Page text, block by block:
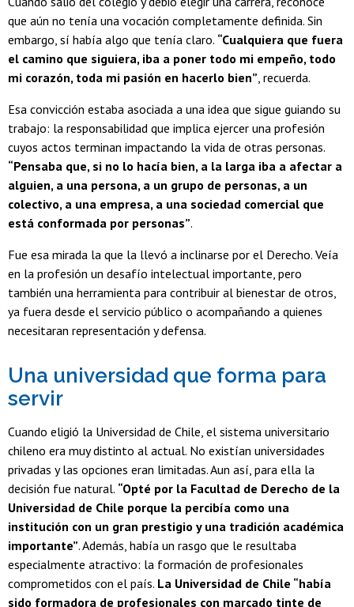
que aún no tenía una vocación completamente definida. Sin
embargo, sí había algo que tenía claro. “Cualquiera que fuera
el camino que siguiera, iba a poner todo mi empeño, todo
mi corazón, toda mi pasión en hacerlo bien”, recuerda.
Esa convicción estaba asociada a una idea que sigue guiando su
trabajo: la responsabilidad que implica ejercer una profesión
cuyos actos terminan impactando la vida de otras personas.
“Pensaba que, si no lo hacía bien, a la larga iba a afectar a
alguien, a una persona, a un grupo de personas, a un
colectivo, a una empresa, a una sociedad comercial que
está conformada por personas”.
Fue esa mirada la que la llevó a inclinarse por el Derecho. Veía
en la profesión un desafío intelectual importante, pero
también una herramienta para contribuir al bienestar de otros,
ya fuera desde el servicio público o acompañando a quienes
necesitaran representación y defensa.
Una universidad que forma para
servir
Cuando eligió la Universidad de Chile, el sistema universitario
chileno era muy distinto al actual. No existían universidades
privadas y las opciones eran limitadas. Aun así, para ella la
decisión fue natural. “Opté por la Facultad de Derecho de la
Universidad de Chile porque la percibía como una
institución con un gran prestigio y una tradición académica
importante”. Además, había un rasgo que le resultaba
especialmente atractivo: la formación de profesionales
comprometidos con el país. La Universidad de Chile “había
sido formadora de profesionales con marcado tinte de